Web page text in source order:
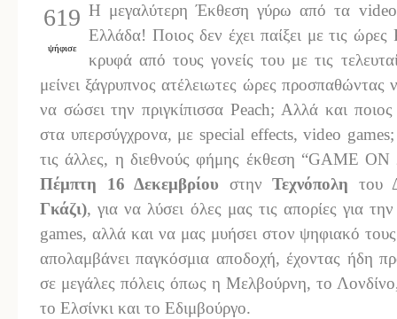
619
ψήφισε
Η μεγαλύτερη Έκθεση γύρω από τα
Ελλάδα! Ποιος δεν έχει παίξει με τις
κρυφά από τους γονείς του με τις
μείνει ξάγρυπνος ατέλειωτες ώρες
να σώσει την πριγκίπισσα Peach; Αλλά και
στα υπερσύγχρονα, με special effects, video
τις άλλες, η διεθνούς φήμης έκθεση “GAME
Πέμπτη 16 Δεκεμβρίου στηνΤεχνόπολη του
Γκάζι), για να λύσει όλες μας τις απορίες για
games, αλλά και να μας μυήσει στον ψηφιακό
απολαμβάνει παγκόσμια αποδοχή, έχοντας ήδη
σε μεγάλες πόλεις όπως η Μελβούρνη, το
το Ελσίνκι και το Εδιμβούργο.